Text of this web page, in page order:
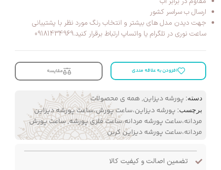
ارسال ب سراسر کشور
جهت دیدن مدل های بیشتر و انتخاب رنگ مورد نظر با پشتیبانی
ساعت نوری در تلگرام یا واتساپ ارتباط برقرار کنید.09181434969
افزودن به علاقه مندی مقایسه
دسته: پورشه دیزاین, همه ی محصولات
برچسب: پورشه دیزاین،ساعت پورش،ساعت پورشه دیزاین
مردانه،ساعت پورشه مردانه،ساعت فلزی پورشه,ساعت پورش
مردانه،ساعت پورشه دیزاین کربن
تضمین اصالت و کیفیت کالا